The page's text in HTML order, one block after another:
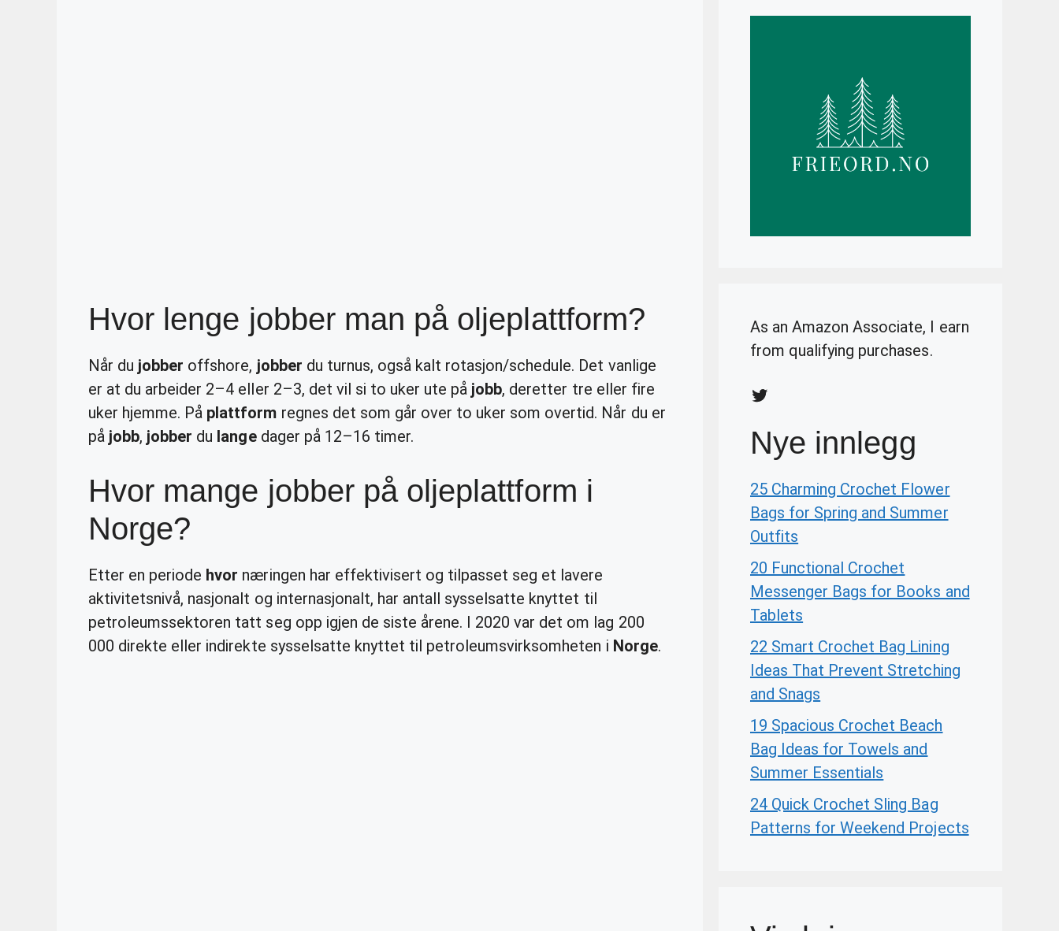
Hvor lenge jobber man på oljeplattform?
Når du jobber offshore, jobber du turnus, også kalt rotasjon/schedule. Det vanlige
er at du arbeider 2–4 eller 2–3, det vil si to uker ute på jobb, deretter tre eller fire
uker hjemme. På plattform regnes det som går over to uker som overtid. Når du er
på jobb, jobber du langedager på 12–16 timer.
Hvor mange jobber på oljeplattform i
Norge?
Etter en periode hvor næringen har effektivisert og tilpasset seg et lavere
aktivitetsnivå, nasjonalt og internasjonalt, har antall sysselsatte knyttet til
petroleumssektoren tatt seg opp igjen de siste årene. I 2020 var det om lag 200
000 direkte eller indirekte sysselsatte knyttet til petroleumsvirksomheten i Norge.
As an Amazon Associate, I earn
from qualifying purchases.
Twitter
Nye innlegg
25 Charming Crochet Flower
Bags for Spring and Summer
Outfits
20 Functional Crochet
Messenger Bags for Books and
Tablets
22 Smart Crochet Bag Lining
Ideas That Prevent Stretching
and Snags
19 Spacious Crochet Beach
Bag Ideas for Towels and
Summer Essentials
24 Quick Crochet Sling Bag
Patterns for Weekend Projects